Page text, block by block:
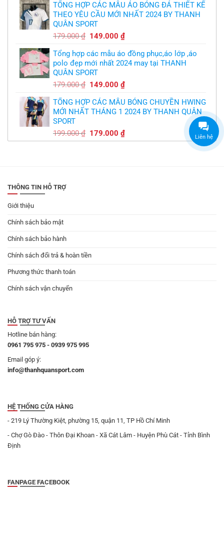
là:
350.000 ₫.
tại
là:
TỔNG HỢP CÁC MẪU ÁO BÓNG ĐÁ THIẾT KẾ
THEO YÊU CẦU MỚI NHẤT 2024 BY THANH
QUÂN SPORT
179.000₫ Giá
là:
179.000 ₫.
149.000₫Giá
tại
là:
Tổng hợp các mẫu áo đồng phục,áo lớp ,áo
polo đẹp mới nhất 2024 may tại THANH
QUÂN SPORT
179.000₫ Giá
là:
179.000 ₫.
149.000₫Giá
tại
là:
TỔNG HỢP CÁC MẪU BÓNG CHUYỀN HWING
MỚI NHẤT THÁNG 1 2024 BY THANH QUÂN
SPORT
199.000₫ Giá
gốc
179.000₫Giá
hiện
THÔNG TIN HỖ TRỢ
Giới thiệu
Chính sách bảo mật
Chính sách bảo hành
Chính sách đổi trả & hoàn tiền
Phương thức thanh toán
Chính sách vận chuyển
HỖ TRỢ TƯ VẤN
Hotline bán hàng:
0961 795 975 - 0939 975 995
Email góp ý:
info@thanhquansport.com
HỆ THỐNG CỬA HÀNG
- 219 Lý Thường Kiệt, phường 15, quận 11, TP Hồ Chí Minh
- Chợ Gò Đào - Thôn Đại Khoan - Xã Cát Lâm - Huyện Phù Cát - Tỉnh Bình
Định
FANPAGE FACEBOOK
Liên hệ